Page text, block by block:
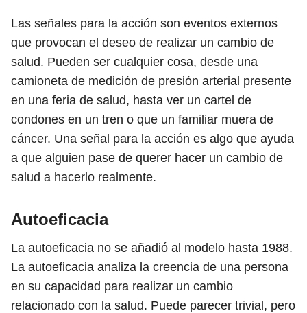
Las señales para la acción son eventos externos
que provocan el deseo de realizar un cambio de
salud. Pueden ser cualquier cosa, desde una
camioneta de medición de presión arterial presente
en una feria de salud, hasta ver un cartel de
condones en un tren o que un familiar muera de
cáncer. Una señal para la acción es algo que ayuda
a que alguien pase de querer hacer un cambio de
salud a hacerlo realmente.
Autoeficacia
La autoeficacia no se añadió al modelo hasta 1988.
La autoeficacia analiza la creencia de una persona
en su capacidad para realizar un cambio
relacionado con la salud. Puede parecer trivial, pero